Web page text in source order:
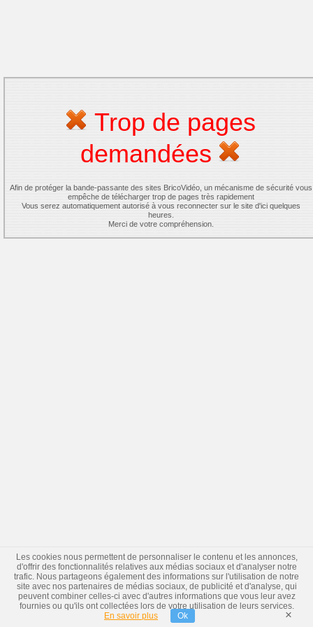
Trop de pages
demandées
Afin de protéger la bande-passante des sites BricoVidéo, un mécanisme de sécurité vous
empêche de télécharger trop de pages très rapidement
Vous serez automatiquement autorisé à vous reconnecter sur le site d'ici quelques
heures.
Merci de votre compréhension.
Les cookies nous permettent de personnaliser le contenu et les annonces,
d'offrir des fonctionnalités relatives aux médias sociaux et d'analyser notre
trafic. Nous partageons également des informations sur l'utilisation de notre
site avec nos partenaires de médias sociaux, de publicité et d'analyse, qui
peuvent combiner celles-ci avec d'autres informations que vous leur avez
fournies ou qu'ils ont collectées lors de votre utilisation de leurs services.
En savoir plus
Ok ×